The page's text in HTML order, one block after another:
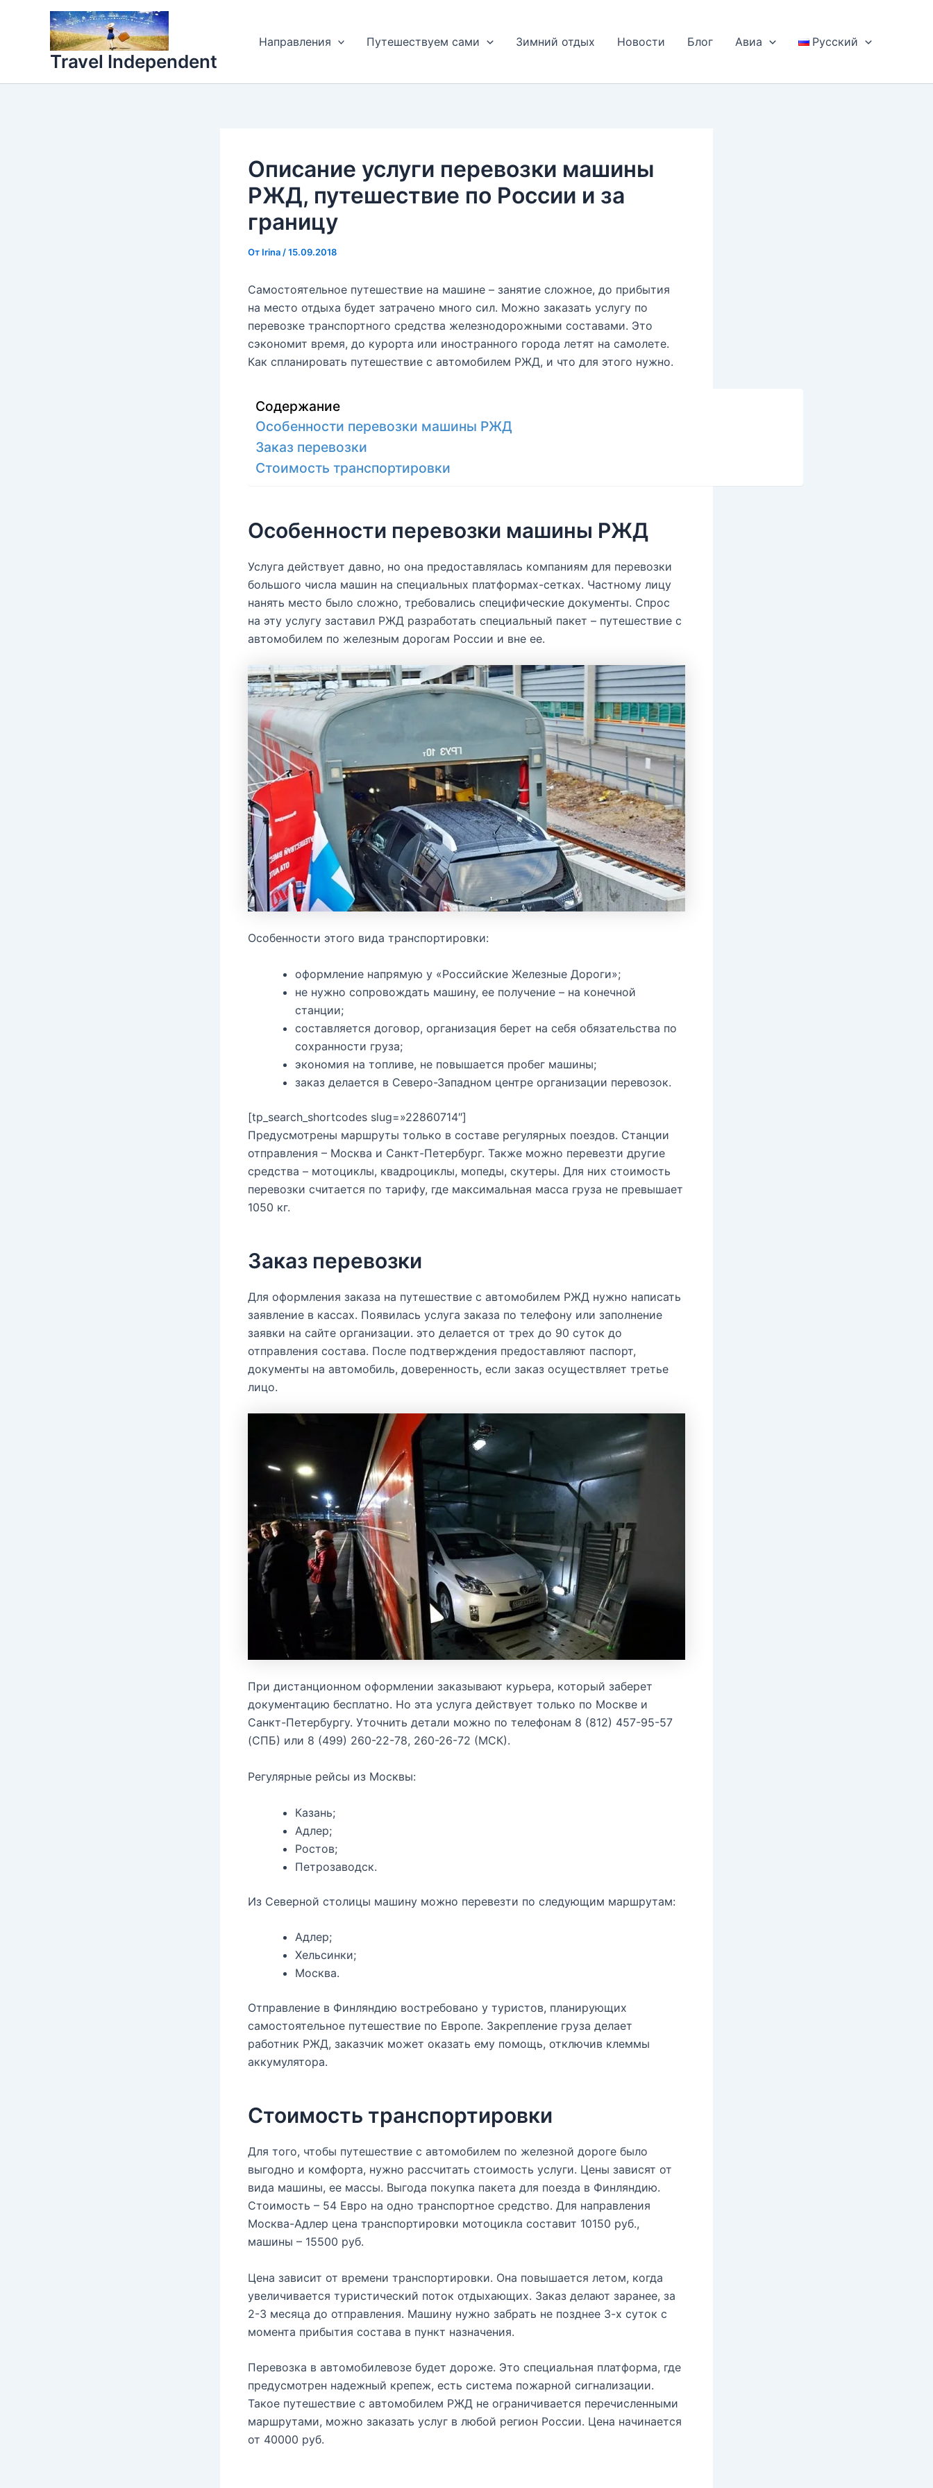
содержимому
Travel Independent
Направления Путешествуем сами Зимний отдых Новости Блог Авиа Русский
Описание услуги перевозки машины
РЖД, путешествие по России и за
границу
От Irina /15.09.2018
Самостоятельное путешествие на машине – занятие сложное, до прибытия
на место отдыха будет затрачено много сил. Можно заказать услугу по
перевозке транспортного средства железнодорожными составами. Это
сэкономит время, до курорта или иностранного города летят на самолете.
Как спланировать путешествие с автомобилем РЖД, и что для этого нужно.
Содержание
Особенности перевозки машины РЖД
Заказ перевозки
Стоимость транспортировки
Особенности перевозки машины РЖД
Услуга действует давно, но она предоставлялась компаниям для перевозки
большого числа машин на специальных платформах-сетках. Частному лицу
нанять место было сложно, требовались специфические документы. Спрос
на эту услугу заставил РЖД разработать специальный пакет – путешествие с
автомобилем по железным дорогам России и вне ее.
Особенности этого вида транспортировки:
оформление напрямую у «Российские Железные Дороги»;
не нужно сопровождать машину, ее получение – на конечной
станции;
составляется договор, организация берет на себя обязательства по
сохранности груза;
экономия на топливе, не повышается пробег машины;
заказ делается в Северо-Западном центре организации перевозок.
[tp_search_shortcodes slug=»22860714″]
Предусмотрены маршруты только в составе регулярных поездов. Станции
отправления – Москва и Санкт-Петербург. Также можно перевезти другие
средства – мотоциклы, квадроциклы, мопеды, скутеры. Для них стоимость
перевозки считается по тарифу, где максимальная масса груза не превышает
1050 кг.
Заказ перевозки
Для оформления заказа на путешествие с автомобилем РЖД нужно написать
заявление в кассах. Появилась услуга заказа по телефону или заполнение
заявки на сайте организации. это делается от трех до 90 суток до
отправления состава. После подтверждения предоставляют паспорт,
документы на автомобиль, доверенность, если заказ осуществляет третье
лицо.
При дистанционном оформлении заказывают курьера, который заберет
документацию бесплатно. Но эта услуга действует только по Москве и
Санкт-Петербургу. Уточнить детали можно по телефонам 8 (812) 457-95-57
(СПБ) или 8 (499) 260-22-78, 260-26-72 (МСК).
Регулярные рейсы из Москвы:
Казань;
Адлер;
Ростов;
Петрозаводск.
Из Северной столицы машину можно перевезти по следующим маршрутам:
Адлер;
Хельсинки;
Москва.
Отправление в Финляндию востребовано у туристов, планирующих
самостоятельное путешествие по Европе. Закрепление груза делает
работник РЖД, заказчик может оказать ему помощь, отключив клеммы
аккумулятора.
Стоимость транспортировки
Для того, чтобы путешествие с автомобилем по железной дороге было
выгодно и комфорта, нужно рассчитать стоимость услуги. Цены зависят от
вида машины, ее массы. Выгода покупка пакета для поезда в Финляндию.
Стоимость – 54 Евро на одно транспортное средство. Для направления
Москва-Адлер цена транспортировки мотоцикла составит 10150 руб.,
машины – 15500 руб.
Цена зависит от времени транспортировки. Она повышается летом, когда
увеличивается туристический поток отдыхающих. Заказ делают заранее, за
2-3 месяца до отправления. Машину нужно забрать не позднее 3-х суток с
момента прибытия состава в пункт назначения.
Перевозка в автомобилевозе будет дороже. Это специальная платформа, где
предусмотрен надежный крепеж, есть система пожарной сигнализации.
Такое путешествие с автомобилем РЖД не ограничивается перечисленными
маршрутами, можно заказать услуг в любой регион России. Цена начинается
от 40000 руб.